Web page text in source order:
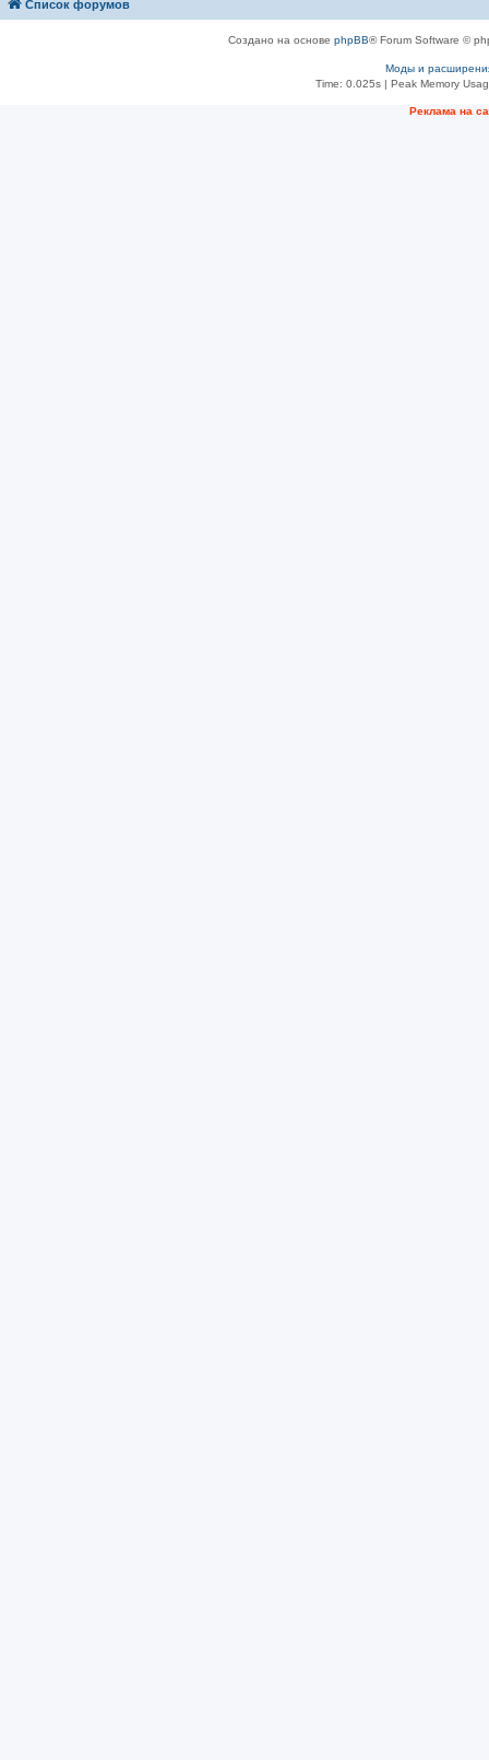
Список форумов
Создано на основе phpBB® Forum Software ©
Моды и
Time: 0.025s| Peak Memory
Рeклама на